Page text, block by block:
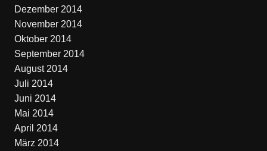
Dezember 2014
November 2014
Oktober 2014
September 2014
August 2014
Juli 2014
Juni 2014
Mai 2014
April 2014
März 2014